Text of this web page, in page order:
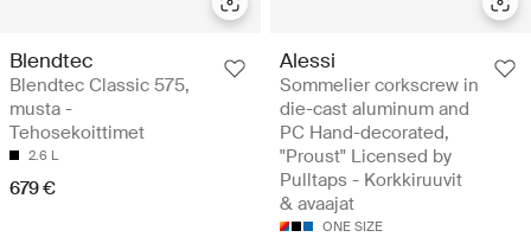
Blendtec
Blendtec Classic 575,
musta -
Tehosekoittimet
2.6 L
679 €
Alessi
Sommelier corkscrew in
die-cast aluminum and
PC Hand-decorated,
"Proust" Licensed by
Pulltaps - Korkkiruuvit
& avaajat
ONE SIZE